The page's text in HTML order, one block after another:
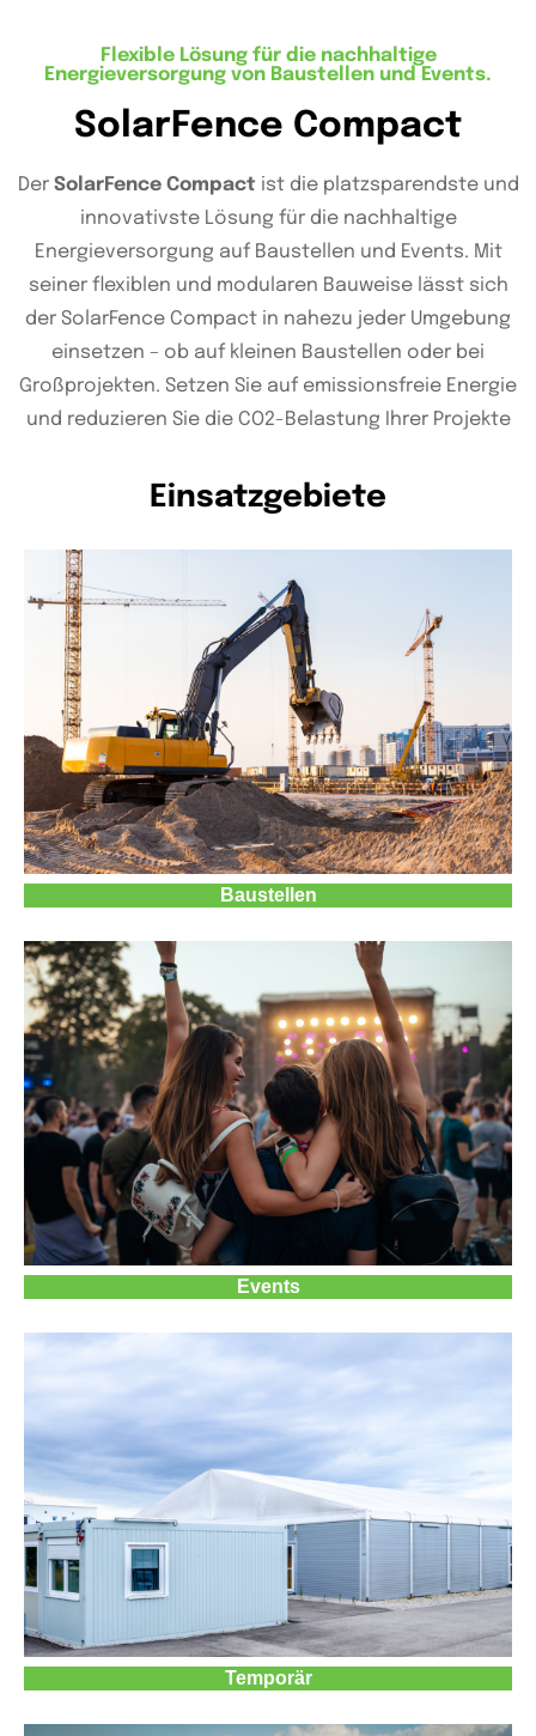
Flexible Lösung für die nachhaltige
Energieversorgung von Baustellen und Events.
SolarFence Compact
Der SolarFence Compactist die platzsparendste und
innovativste Lösung für die nachhaltige
Energieversorgung auf Baustellen und Events. Mit
seiner flexiblen und modularen Bauweise lässt sich
der SolarFence Compact in nahezu jeder Umgebung
einsetzen – ob auf kleinen Baustellen oder bei
Großprojekten. Setzen Sie auf emissionsfreie Energie
und reduzieren Sie die CO2-Belastung Ihrer Projekte
Einsatzgebiete
Baustellen
Events
Temporär